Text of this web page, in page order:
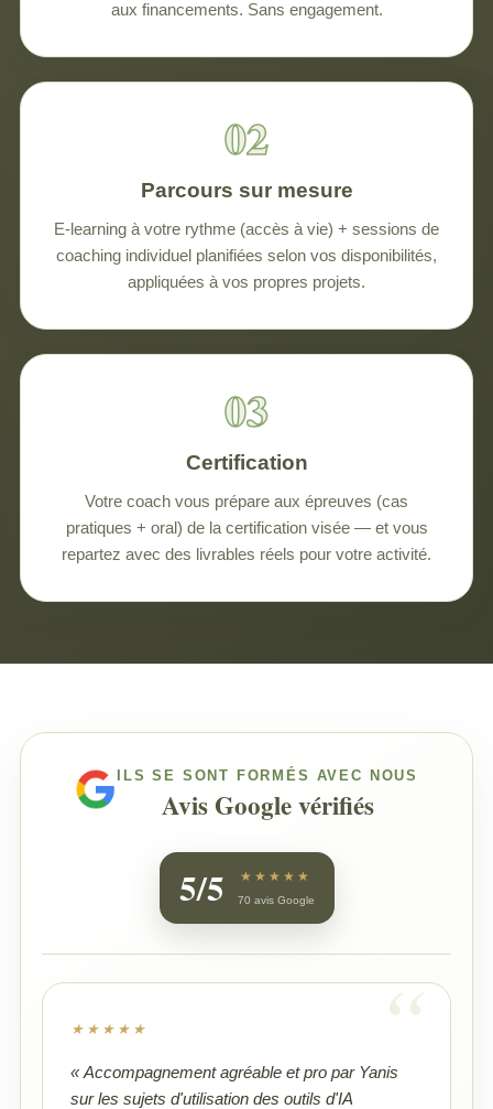
aux financements. Sans engagement.
Parcours sur mesure
E-learning à votre rythme (accès à vie) + sessions de
coaching individuel planifiées selon vos disponibilités,
appliquées à vos propres projets.
Certification
Votre coach vous prépare aux épreuves (cas
pratiques + oral) de la certification visée — et vous
repartez avec des livrables réels pour votre activité.
ILS SE SONT FORMÉS AVEC NOUS
Avis Google vérifiés
5/5 ★★★★★
70 avis Google
★★★★★
« Accompagnement agréable et pro par Yanis
sur les sujets d'utilisation des outils d'IA